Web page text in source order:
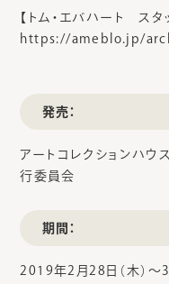
【トム・エバハート スタ
https://ameblo.jp/
発売：
アートコレクションハ
行委員会
期間：
2019年2月28日（木）～